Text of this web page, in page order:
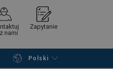
nami
Zapytanie
Polski